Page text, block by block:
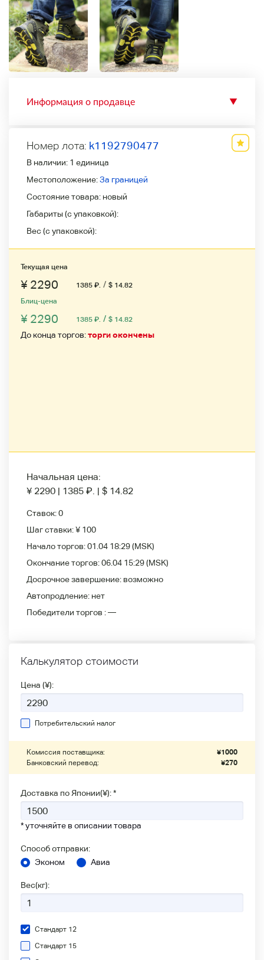
Информация о продавце ▼
Номер лота: k1192790477
В наличии: 1 единица
Местоположение:За границей
Состояние товара: новый
Габариты (с упаковкой):
Вес (с упаковкой):
Текущая цена
¥ 2290 1385 ₽. / $ 14.82
Блиц-цена
¥ 2290 1385 ₽. / $ 14.82
До конца торгов:торги окончены
Начальная цена:
¥ 2290 | 1385 ₽. | $ 14.82
Ставок:0
Шаг ставки:¥ 100
Начало торгов:01.04 18:29(MSK)
Окончание торгов:06.04 15:29(MSK)
Досрочное завершение: возможно
Автопродление: нет
Победители
торгов :—
Калькулятор стоимости
Цена (¥):
Потребительский налог
Комиссия поставщика: ¥1000
Банковский перевод:
¥270
Доставка по Японии(¥): *
* уточняйте в описании товара
Способ отправки:
Эконом
Авиа
Вес(кг):
Стандарт 12
Стандарт 15